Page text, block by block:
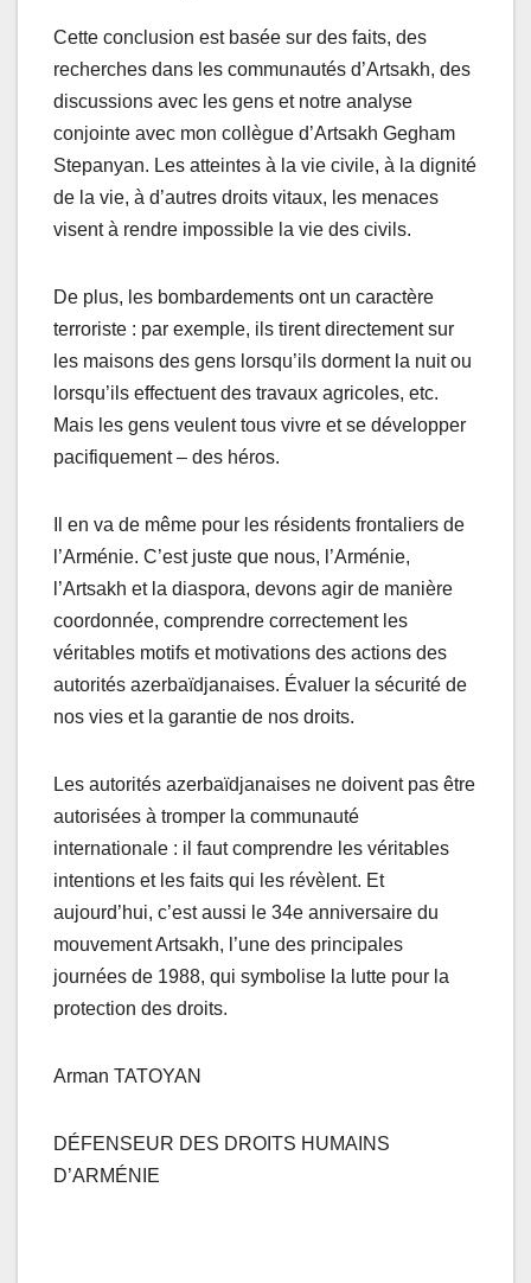
Cette conclusion est basée sur des faits, des
recherches dans les communautés d’Artsakh, des
discussions avec les gens et notre analyse
conjointe avec mon collègue d’Artsakh Gegham
Stepanyan. Les atteintes à la vie civile, à la dignité
de la vie, à d’autres droits vitaux, les menaces
visent à rendre impossible la vie des civils.
De plus, les bombardements ont un caractère
terroriste : par exemple, ils tirent directement sur
les maisons des gens lorsqu’ils dorment la nuit ou
lorsqu’ils effectuent des travaux agricoles, etc.
Mais les gens veulent tous vivre et se développer
pacifiquement – des héros.
Il en va de même pour les résidents frontaliers de
l’Arménie. C’est juste que nous, l’Arménie,
l’Artsakh et la diaspora, devons agir de manière
coordonnée, comprendre correctement les
véritables motifs et motivations des actions des
autorités azerbaïdjanaises. Évaluer la sécurité de
nos vies et la garantie de nos droits.
Les autorités azerbaïdjanaises ne doivent pas être
autorisées à tromper la communauté
internationale : il faut comprendre les véritables
intentions et les faits qui les révèlent. Et
aujourd’hui, c’est aussi le 34e anniversaire du
mouvement Artsakh, l’une des principales
journées de 1988, qui symbolise la lutte pour la
protection des droits.
Arman TATOYAN
DÉFENSEUR DES DROITS HUMAINS
D’ARMÉNIE